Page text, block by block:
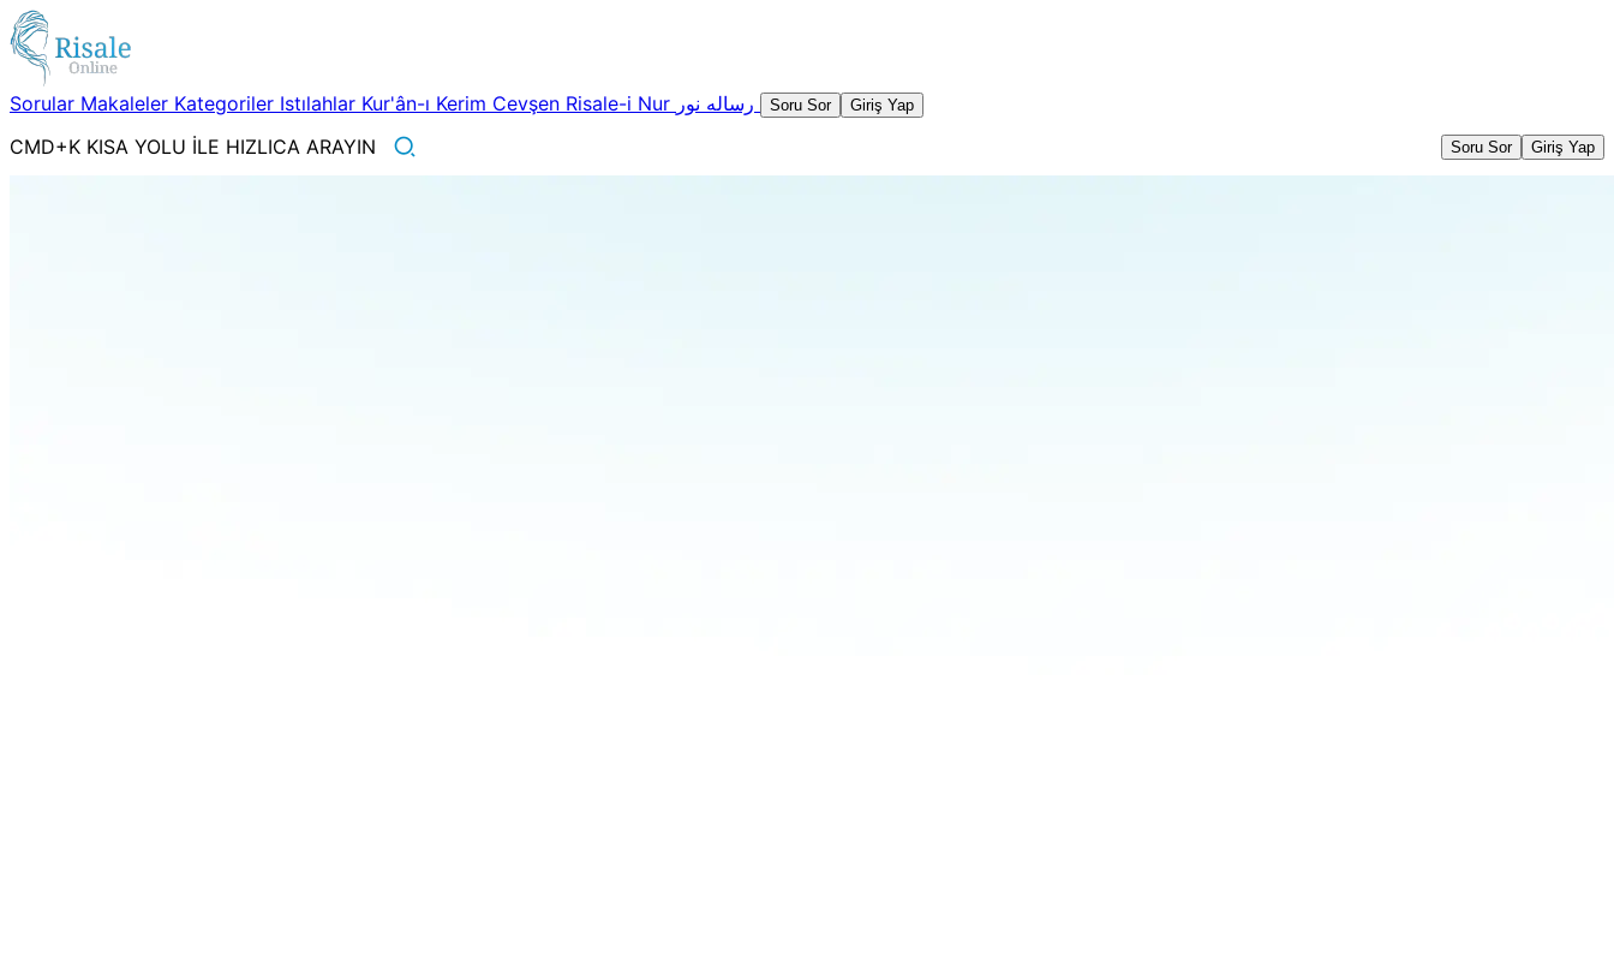
Sorular Makaleler Kategoriler Istılahlar Kur'ân-ı Kerim Cevşen Risale-i Nur Soru Sor Giriş Yap
CMD+K KISA YOLU İLE HIZLICA ARAYIN Soru Sor Giriş Yap